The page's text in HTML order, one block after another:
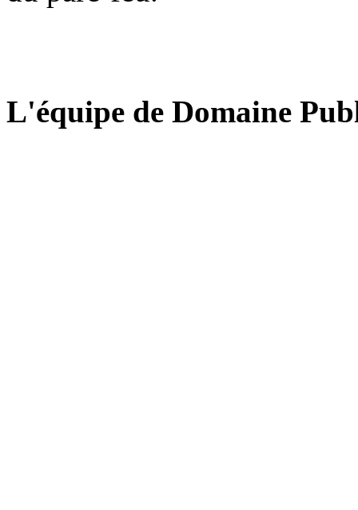
L'équipe de Domaine